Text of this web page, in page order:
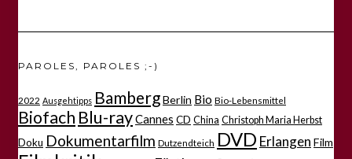
PAROLES, PAROLES ;-)
2022 Ausgehtipps BambergBerlin Bio Bio-Lebensmittel
Biofach Blu-rayCannes CD China Christoph Maria Herbst
Doku Dokumentarfilm Dutzendteich DVD Erlangen Film